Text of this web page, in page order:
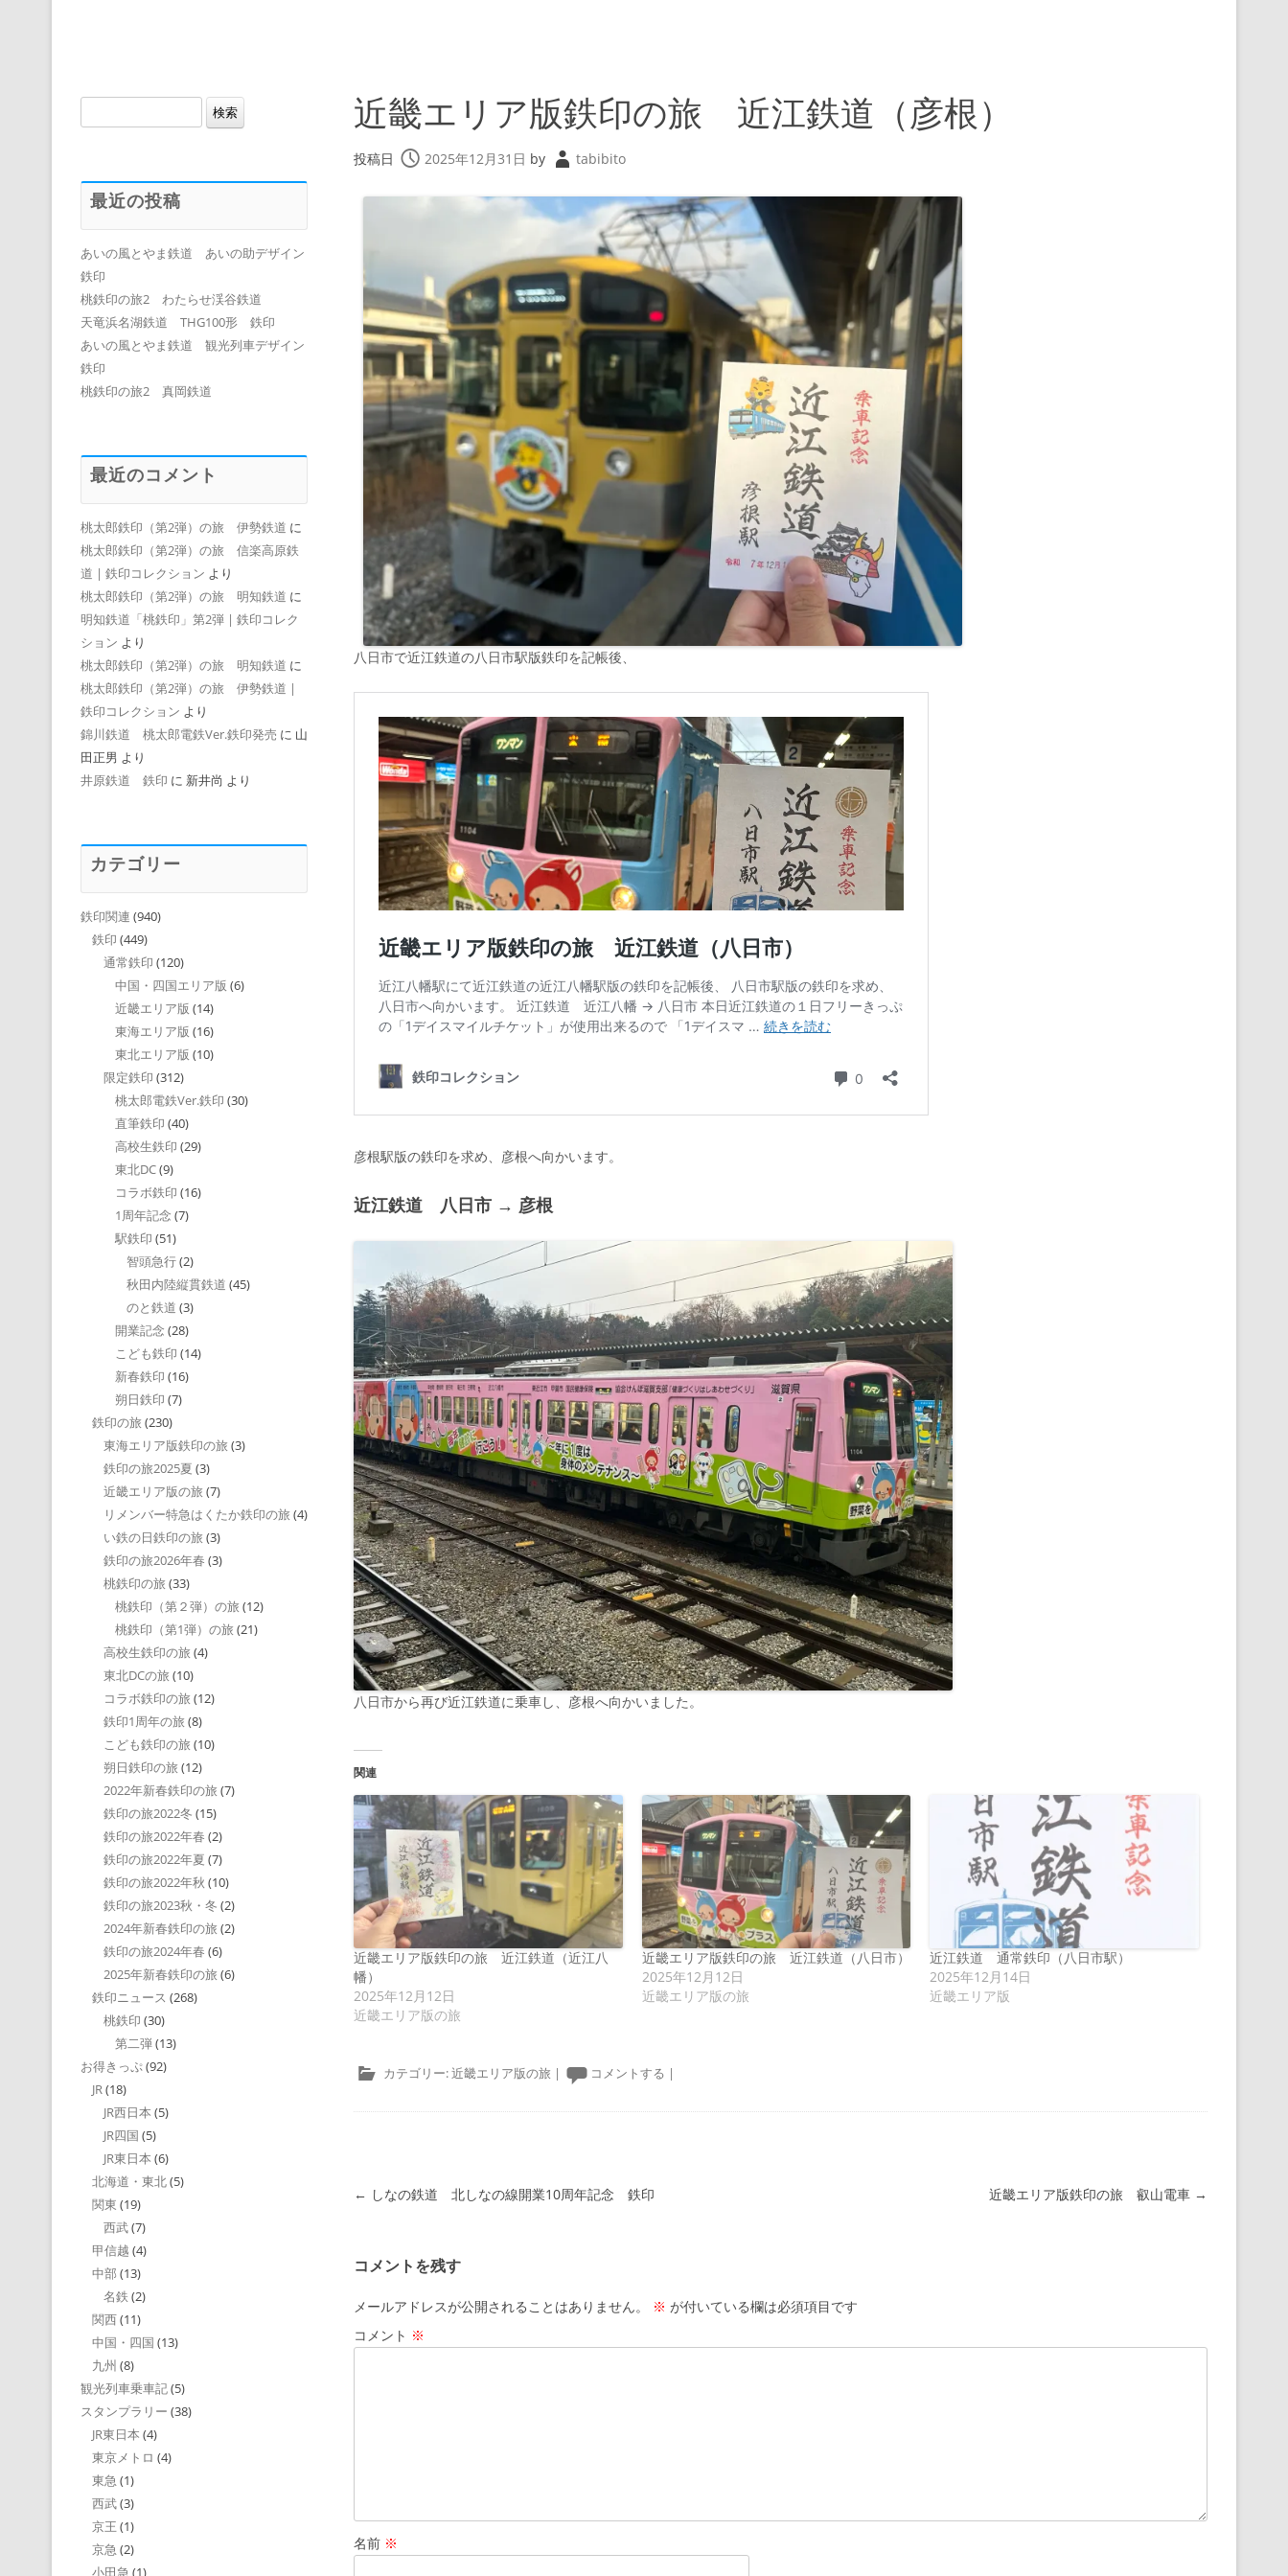
近畿エリア版鉄印の旅 近江鉄道（彦根）
投稿日 2025年12月31日 by tabibito
八日市で近江鉄道の八日市駅版鉄印を記帳後、
彦根駅版の鉄印を求め、彦根へ向かいます。
近江鉄道 八日市 → 彦根
八日市から再び近江鉄道に乗車し、彦根へ向かいました。
関連
近畿エリア版鉄印の旅 近江鉄道（近江八
幡）
2025年12月12日
近畿エリア版の旅
近畿エリア版鉄印の旅 近江鉄道（八日市）
2025年12月12日
近畿エリア版の旅
近江鉄道 通常鉄印（八日市駅）
2025年12月14日
近畿エリア版
カテゴリー:近畿エリア版の旅 | コメントする |
投稿ナビゲーション
← しなの鉄道 北しなの線開業10周年記念 鉄印 近畿エリア版鉄印の旅 叡山電車 →
コメントを残す
メールアドレスが公開されることはありません。 ※ が付いている欄は必須項目です
コメント ※
名前 ※
索:
最近の投稿
あいの風とやま鉄道 あいの助デザイン
鉄印
桃鉄印の旅2 わたらせ渓谷鉄道
天竜浜名湖鉄道 THG100形 鉄印
あいの風とやま鉄道 観光列車デザイン
鉄印
桃鉄印の旅2 真岡鉄道
最近のコメント
桃太郎鉄印（第2弾）の旅 伊勢鉄道 に
桃太郎鉄印（第2弾）の旅 信楽高原鉄
道 | 鉄印コレクション より
桃太郎鉄印（第2弾）の旅 明知鉄道 に
明知鉄道「桃鉄印」第2弾 | 鉄印コレク
ション より
桃太郎鉄印（第2弾）の旅 明知鉄道 に
桃太郎鉄印（第2弾）の旅 伊勢鉄道 |
鉄印コレクション より
錦川鉄道 桃太郎電鉄Ver.鉄印発売 に 山
田正男 より
井原鉄道 鉄印 に 新井尚 より
カテゴリー
鉄印関連 (940)
鉄印 (449)
通常鉄印 (120)
中国・四国エリア版 (6)
近畿エリア版 (14)
東海エリア版 (16)
東北エリア版 (10)
限定鉄印 (312)
桃太郎電鉄Ver.鉄印 (30)
直筆鉄印 (40)
高校生鉄印 (29)
東北DC(9)
コラボ鉄印 (16)
1周年記念 (7)
駅鉄印 (51)
智頭急行(2)
秋田内陸縦貫鉄道 (45)
のと鉄道 (3)
開業記念 (28)
こども鉄印 (14)
新春鉄印 (16)
朔日鉄印 (7)
鉄印の旅 (230)
東海エリア版鉄印の旅 (3)
鉄印の旅2025夏 (3)
近畿エリア版の旅 (7)
リメンバー特急はくたか鉄印の旅 (4)
い鉄の日鉄印の旅 (3)
鉄印の旅2026年春 (3)
桃鉄印の旅 (33)
桃鉄印（第２弾）の旅 (12)
桃鉄印（第1弾）の旅 (21)
高校生鉄印の旅 (4)
東北DCの旅 (10)
コラボ鉄印の旅 (12)
鉄印1周年の旅 (8)
こども鉄印の旅 (10)
朔日鉄印の旅 (12)
2022年新春鉄印の旅 (7)
鉄印の旅2022冬 (15)
鉄印の旅2022年春 (2)
鉄印の旅2022年夏 (7)
鉄印の旅2022年秋 (10)
鉄印の旅2023秋・冬 (2)
2024年新春鉄印の旅 (2)
鉄印の旅2024年春 (6)
2025年新春鉄印の旅 (6)
鉄印ニュース (268)
桃鉄印 (30)
第二弾(13)
お得きっぷ(92)
JR(18)
JR西日本 (5)
JR四国 (5)
JR東日本 (6)
北海道・東北(5)
関東 (19)
西武(7)
甲信越 (4)
中部 (13)
名鉄 (2)
関西(11)
中国・四国 (13)
九州 (8)
観光列車乗車記(5)
スタンプラリー (38)
JR東日本 (4)
東京メトロ (4)
東急 (1)
西武(3)
京王 (1)
京急 (2)